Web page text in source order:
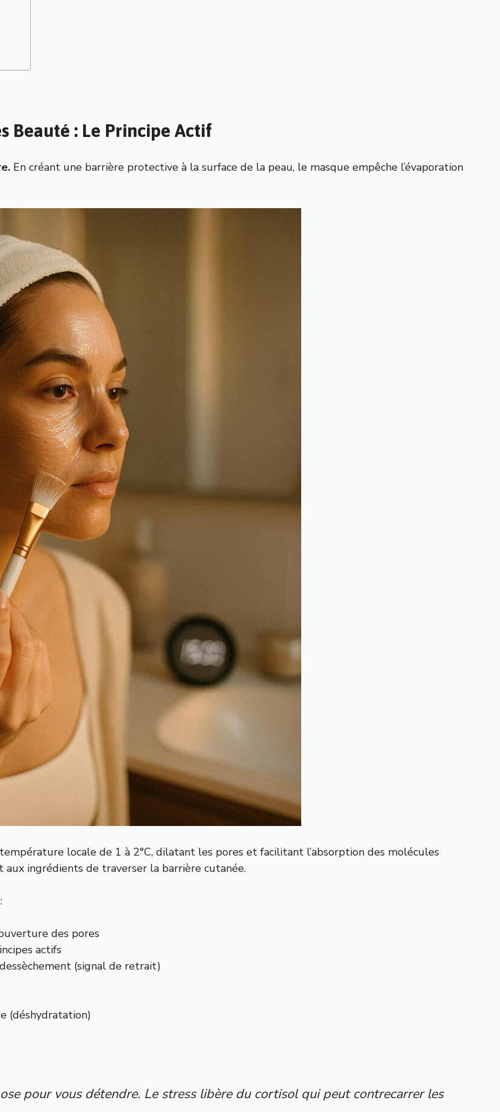
Beauté : Le Principe Actif
En créant une barrière protective à la surface de la peau, le masque empêche l’évaporation
locale de 1 à 2°C, dilatant les pores et facilitant l’absorption des molécules
aux ingrédients de traverser la barrière cutanée.
des pores
actifs
(signal de retrait)
(déshydratation)
pour vous détendre. Le stress libère du cortisol qui peut contrecarrer les